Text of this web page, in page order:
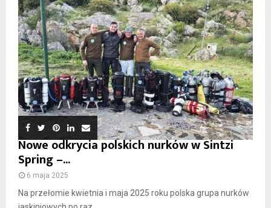
Nowe odkrycia polskich nurków w Sintzi
Spring –...
6 maja 2025
Na przełomie kwietnia i maja 2025 roku polska grupa nurków